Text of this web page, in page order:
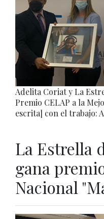
Adelita Coriat y La
Premio CELAP a la
escrita] con el trabajo:
La Estrella
gana
Nacional